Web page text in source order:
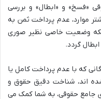
«فسخ» و «ابطال» و بررسی
موارد، عدم پرداخت ثمن به
وضعیت خاصی نظیر صوری
گردد.
که با عدم پرداخت کامل یا
اند، شناخت دقیق حقوق و
جامع حقوقی، به شما کمک می